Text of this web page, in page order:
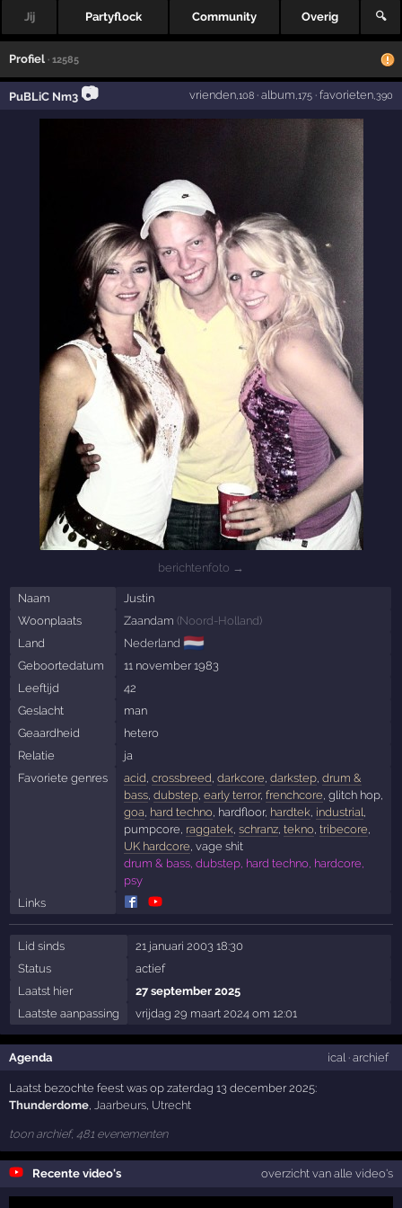
Jij Partyflock Community Overig 🔍
Profiel · 12585
PuBLiC Nm3 📷 vrienden,108· album ,175· favorieten,390
berichtenfoto →
Naam
Justin
Woonplaats
Zaandam (Noord-Holland)
Land
Nederland 🇳🇱
Geboortedatum
11 november 1983
Leeftijd
42
Geslacht
man
Geaardheid
hetero
Relatie
ja
Favoriete genres
acid crossbreed darkcore darkstep, drum &
bass, dubstep, early terror, frenchcore , glitch hop,
goa hard techno, hardfloor, hardtek, industrial
pumpcore, raggatek, schranz, tekno, tribecore
UK hardcore , vage shit
drum & bass, dubstep, hard techno, hardcore,
psy
Links
Lid sinds
21 januari 2003 18:30
Status
actief
Laatst hier
27 september 2025
Laatste aanpassing
vrijdag 29 maart 2024 om 12:01
Agenda ical · archief
Laatst bezochte feest was op zaterdag 13 december 2025:
Thunderdome,Jaarbeurs, Utrecht
toon archief, 481 evenementen
Recente video's overzicht van alle video's